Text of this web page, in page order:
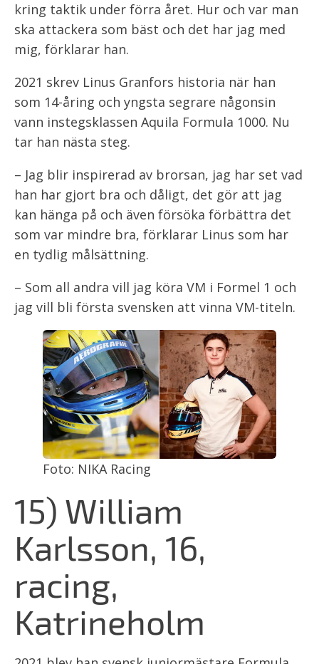
kring taktik under förra året. Hur och var man
ska attackera som bäst och det har jag med
mig, förklarar han.
2021 skrev Linus Granfors historia när han
som 14-åring och yngsta segrare någonsin
vann instegsklassen Aquila Formula 1000. Nu
tar han nästa steg.
– Jag blir inspirerad av brorsan, jag har set vad
han har gjort bra och dåligt, det gör att jag
kan hänga på och även försöka förbättra det
som var mindre bra, förklarar Linus som har
en tydlig målsättning.
– Som all andra vill jag köra VM i Formel 1 och
jag vill bli första svensken att vinna VM-titeln.
Foto: NIKA Racing
15) William
Karlsson, 16,
racing,
Katrineholm